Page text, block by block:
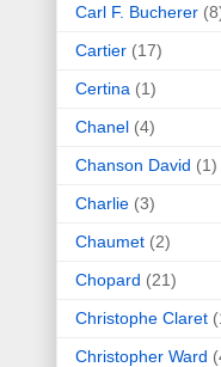
Carl F. Bucherer
Cartier (17)
Certina (1)
Chanel (4)
Chanson David (1)
Charlie (3)
Chaumet (2)
Chopard (21)
Christophe Claret
Christopher Ward